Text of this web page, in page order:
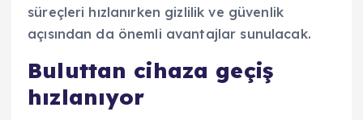
süreçleri hızlanırken gizlilik ve güvenlik
açısından da önemli avantajlar sunulacak.
Buluttan cihaza geçiş
hızlanıyor